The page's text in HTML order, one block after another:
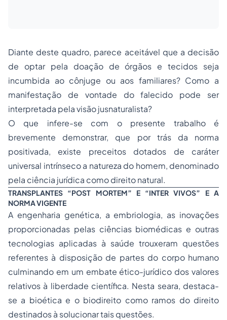
Diante deste quadro, parece aceitável que a decisão
de optar pela doação de órgãos e tecidos seja
incumbida ao cônjuge ou aos familiares? Como a
manifestação de vontade do falecido pode ser
interpretada pela visão jusnaturalista?
O que infere-se com o presente trabalho é
brevemente demonstrar, que por trás da norma
positivada, existe preceitos dotados de caráter
universal intrínseco a natureza do homem, denominado
pela ciência jurídica como direito natural.
TRANSPLANTES “POST MORTEM” E “INTER VIVOS” E A
NORMA VIGENTE
A engenharia genética, a embriologia, as inovações
proporcionadas pelas ciências biomédicas e outras
tecnologias aplicadas à saúde trouxeram questões
referentes à disposição de partes do corpo humano
culminando em um embate ético-jurídico dos valores
relativos à liberdade científica. Nesta seara, destaca-
se a bioética e o biodireito como ramos do direito
destinados à solucionar tais questões.